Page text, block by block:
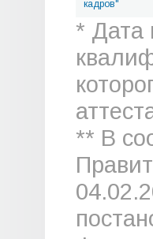
кадров"
* Дата
** В